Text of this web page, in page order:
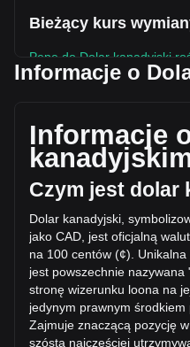
Bieżący kurs
Pepe do Dolar kanadyjski
Obecna cena rynkowa
C$1,612,557,913.82 CAD w
413,772,400,000,000 {5}. W
wolumen obrotu Pepe
(C$-32,007,001.76 CAD).
obrotu PEPE wyniósł
Więcej informacji o
Cena Pepe
Prognoza ceny Pepe
Czym jest Pepe (PEPE)?
Kalkulator zysków Pepe
Informacje o
Informacje
Czym jest dolar
Dolar kanadyjski,
jako CAD, jest oficjalną
na 100 centów (¢).
jest powszechnie nazywana
stronę wizerunku loona na
jedynym prawnym środkiem
Zajmuje znaczącą pozycję
szóstą najczęściej